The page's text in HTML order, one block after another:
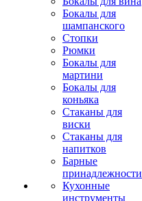
Бокалы для
шампанского
Стопки
Рюмки
Бокалы для
мартини
Бокалы для
коньяка
Стаканы для
виски
Стаканы для
напитков
Барные
принадлежности
Кухонные
инструменты